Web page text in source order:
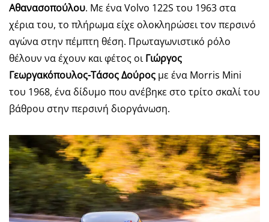
Αθανασοπούλου. Με ένα Volvo 122S του 1963 στα
χέρια του, το πλήρωμα είχε ολοκληρώσει τον περσινό
αγώνα στην πέμπτη θέση. Πρωταγωνιστικό ρόλο
θέλουν να έχουν και φέτος οιΓιώργος
Γεωργακόπουλος-Τάσος Δούρος με ένα Morris Mini
του 1968, ένα δίδυμο που ανέβηκε στο τρίτο σκαλί του
βάθρου στην περσινή διοργάνωση.